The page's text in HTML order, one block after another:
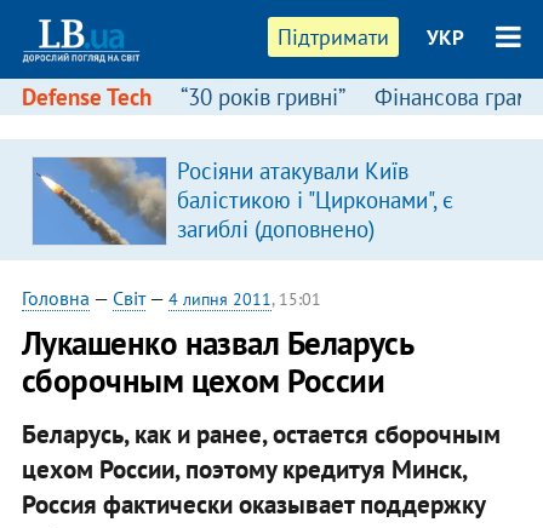
Підтримати УКР
Defense Tech “30 років гривні” Фінансова
Росіяни атакували Київ
балістикою і "Цирконами", є
загиблі (доповнено)
Головна — Світ— 4 липня 2011, 15:01
Лукашенко назвал Беларусь
сборочным цехом России
Беларусь, как и ранее, остается сборочным
цехом России, поэтому кредитуя Минск,
Россия фактически оказывает поддержку